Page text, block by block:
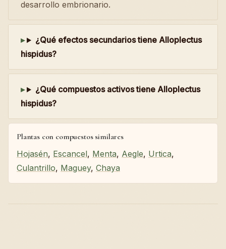
desarrollo embrionario.
¿Qué efectos secundarios tiene Alloplectus
hispidus?
¿Qué compuestos activos tiene Alloplectus
hispidus?
Plantas con compuestos similares
Hojasén, Escancel, Menta, Aegle, Urtica,
Culantrillo, Maguey, Chaya